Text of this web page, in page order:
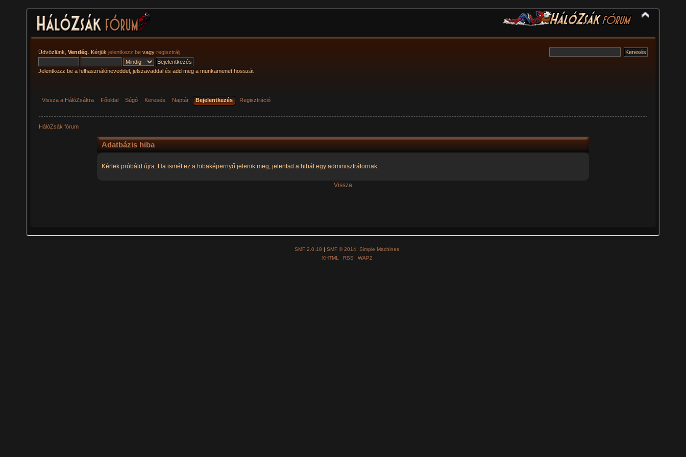
Üdvözlünk, Vendég . Kérjük jelentkezz be vagy regisztrálj
Jelentkezz be a felhasználóneveddel, jelszavaddal és add meg a munkamenet hosszát
Vissza a HálóZsákra Főoldal Súgó Keresés Naptár Bejelentkezés Regisztráció
HálóZsák fórum
Adatbázis hiba
Kérlek próbáld újra. Ha ismét ez a hibaképernyő jelenik meg, jelentsd a hibát egy adminisztrátornak.
Vissza
SMF 2.0.18 | SMF © 2014, Simple Machines
XHTML
RSS WAP2